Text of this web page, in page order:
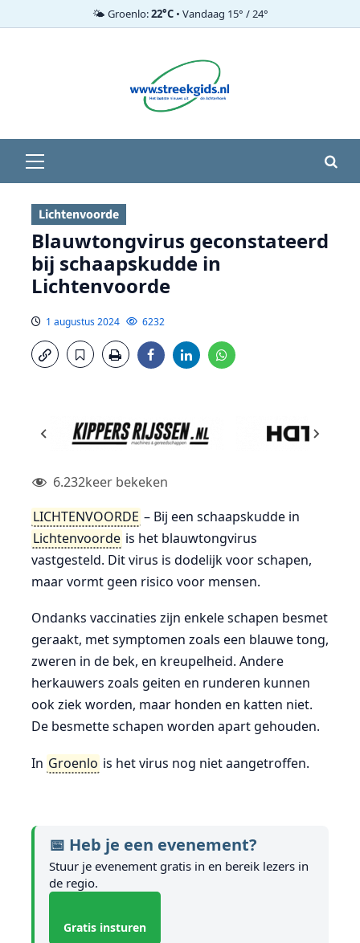
🌤️ Groenlo:22°C• Vandaag 15° / 24°
menu
Lichtenvoorde
Blauwtongvirus geconstateerd
bij schaapskudde in
Lichtenvoorde
1 augustus 2024 6232
6.232keer bekeken
LICHTENVOORDE – Bij een schaapskudde in
Lichtenvoorde is het blauwtongvirus
vastgesteld. Dit virus is dodelijk voor schapen,
maar vormt geen risico voor mensen.
Ondanks vaccinaties zijn enkele schapen besmet
geraakt, met symptomen zoals een blauwe tong,
zweren in de bek, en kreupelheid. Andere
herkauwers zoals geiten en runderen kunnen
ook ziek worden, maar honden en katten niet.
De besmette schapen worden apart gehouden.
In Groenlo is het virus nog niet aangetroffen.
📅 Heb je een evenement?
Stuur je evenement gratis in en bereik lezers in
de regio.
Gratis insturen